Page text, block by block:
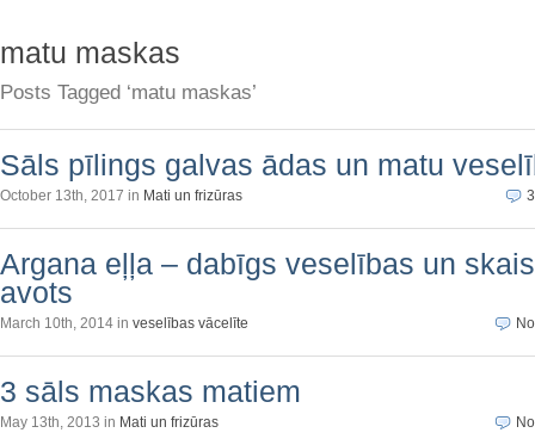
matu maskas
Posts Tagged ‘matu maskas’
Sāls pīlings galvas ādas un matu
October 13th, 2017 in Mati un frizūras
Argana eļļa – dabīgs veselības un
avots
March 10th, 2014 in veselības vācelīte
3 sāls maskas matiem
May 13th, 2013 in Mati un frizūras